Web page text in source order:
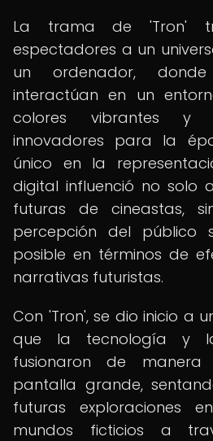
La trama de 'Tron'
espectadores a un
un ordenador,
interactúan en un
colores vibrantes y
innovadores para la
único en la
digital influenció no solo
futuras de cineastas,
percepción del público
posible en términos de
narrativas futuristas.
Con 'Tron', se dio inicio a
que la tecnología y
fusionaron de
pantalla grande,
futuras exploraciones
mundos ficticios a